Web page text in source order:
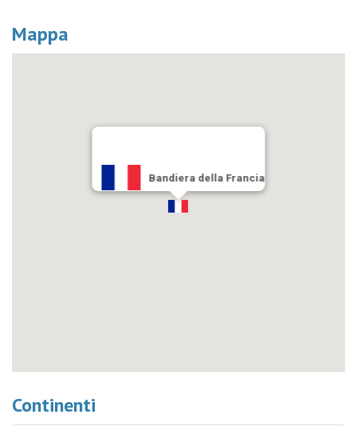
Mappa
Bandiera della Francia
Continenti